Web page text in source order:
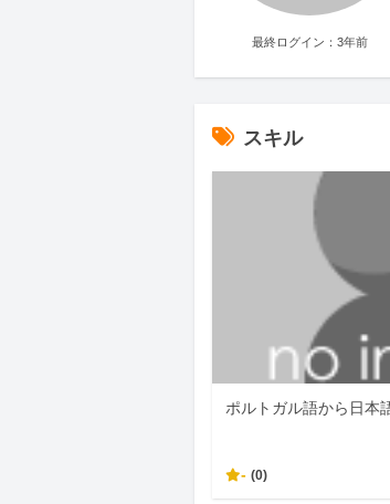
最終ログイン：3年前
スキル
ポルトガル語から日本
- (0)